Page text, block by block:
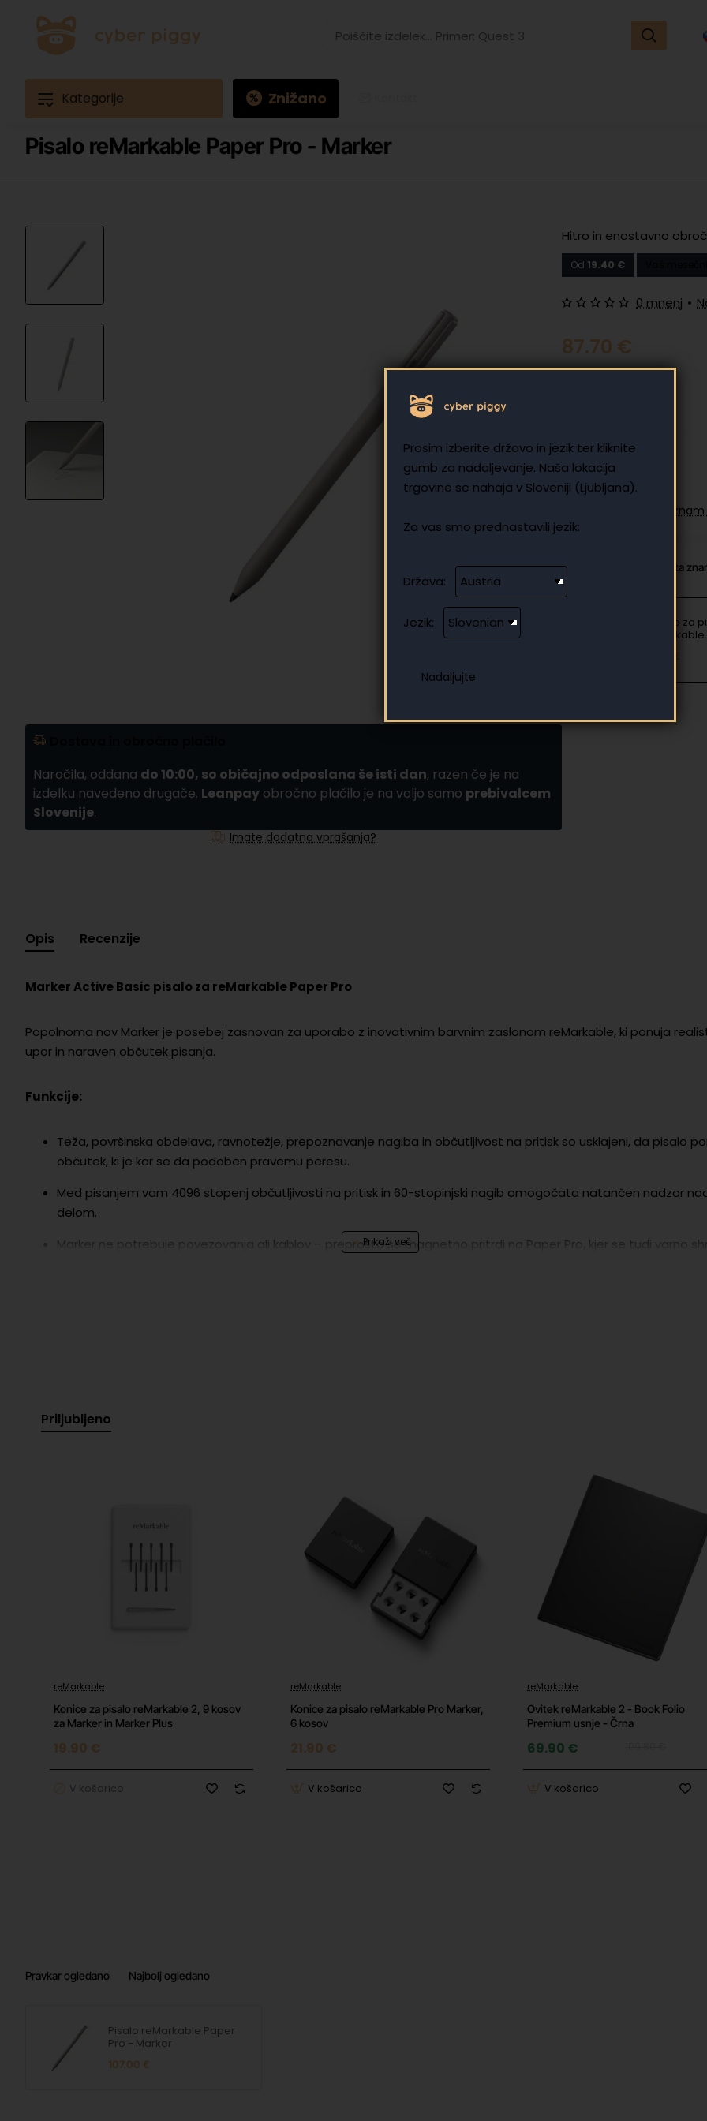
Prosim izberite državo in jezik ter kliknite
gumb za nadaljevanje. Naša lokacija
trgovine se nahaja v Sloveniji (Ljubljana).
Za vas smo prednastavili jezik:
Država:
Jezik:
Poiščite
Quest
Kategorije Znižano
Pisalo reMarkable Paper Pro - Marker
Naročila, oddana do 10:00, so običajno odposlana še isti dan, razen če je na
izdelku navedeno drugače. Leanpay obročno plačilo je na voljo samo prebivalcem
Slovenije.
Imate dodatna vprašanja?
Hitro in enostavno
Od 19.40 €
0 mnenj •
87.70 €
Brez DDV: 87.70 €
Dodajte na
Od iste kategorije Ista
Konice za
Opis Recenzije
Marker Active Basic pisalo za reMarkable Paper Pro
Popolnoma nov Marker je posebej zasnovan za uporabo z inovativnim barvnim zaslonom reMarkable, ki ponuja
upor in naraven občutek pisanja.
Funkcije:
Teža, površinska obdelava, ravnotežje, prepoznavanje nagiba in občutljivost na pritisk so usklajeni, da pisalo
občutek, ki je kar se da podoben pravemu peresu.
Med pisanjem vam 4096 stopenj občutljivosti na pritisk in 60-stopinjski nagib omogočata natančen nadzor
delom.
Marker ne potrebuje povezovanja ali kablov – preprosto se magnetno pritrdi na Paper Pro, kjer se tudi varno
Vrsta izdelka:
Združljive naprave: reMarkable Paper Pro
Garancija
1 leto
Priljubljeno
reMarkable
Konice za pisalo reMarkable 2, 9 kosov
za Marker in Marker Plus
19.90 €
V košarico
reMarkable
Konice za pisalo reMarkable Pro Marker,
6 kosov
21.90 €
V košarico
-36%
reMarkable
Ovitek reMarkable 2 - Book Folio
Premium usnje - Črna
69.90 €
V košarico
Pravkar ogledano Najbolj ogledano
Pisalo reMarkable Paper
Pro - Marker
107.00 €